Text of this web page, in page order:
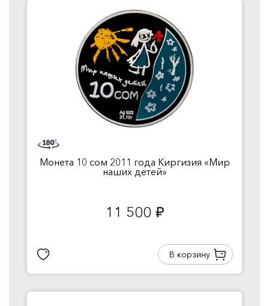
Монета 10 сом 2011 года Киргизия «Мир
наших детей»
11 500 руб.
В корзину